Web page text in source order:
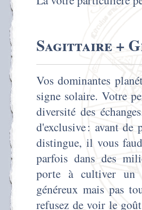
Sagittaire +
Vos dominantes
signe solaire. Votre
diversité des
d'exclusive : avant de
distingue, il vous
parfois dans des
porte à cultiver un
généreux mais pas
refusez de voir le